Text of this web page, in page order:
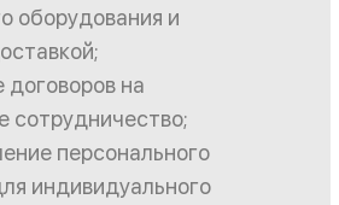
оборудования и
на
сотрудничество;
персонального
индивидуального